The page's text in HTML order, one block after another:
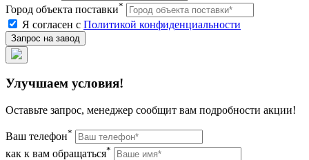
Город объекта поставки*
Я согласен с Политикой конфиденциальности
Улучшаем условия!
Оставьте запрос, менеджер сообщит вам подробности акции!
Ваш телефон*
как к вам обращаться*